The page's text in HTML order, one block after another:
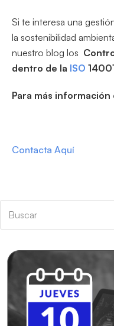
Si te interesa una
la sostenibilidad
nuestro blog los C
dentro de la ISO
Para más
Contacta Aquí